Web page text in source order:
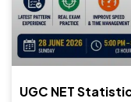
UGC NET